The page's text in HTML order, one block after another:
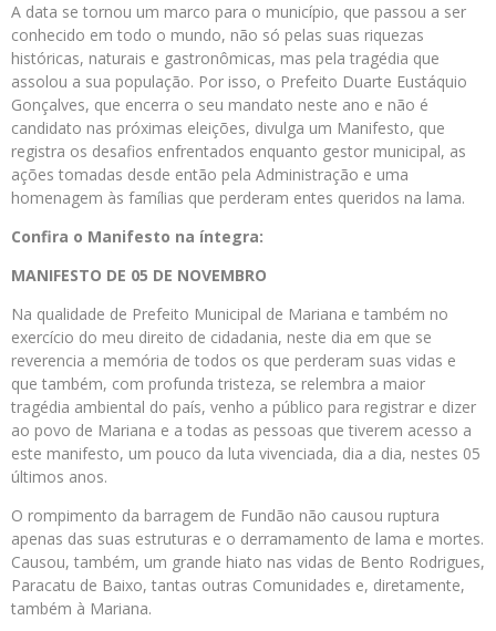
A data se tornou um marco para o município, que passou a ser
conhecido em todo o mundo, não só pelas suas riquezas
históricas, naturais e gastronômicas, mas pela tragédia que
assolou a sua população. Por isso, o Prefeito Duarte Eustáquio
Gonçalves, que encerra o seu mandato neste ano e não é
candidato nas próximas eleições, divulga um Manifesto, que
registra os desafios enfrentados enquanto gestor municipal, as
ações tomadas desde então pela Administração e uma
homenagem às famílias que perderam entes queridos na lama.
Confira o Manifesto na íntegra:
MANIFESTO DE 05 DE NOVEMBRO
Na qualidade de Prefeito Municipal de Mariana e também no
exercício do meu direito de cidadania, neste dia em que se
reverencia a memória de todos os que perderam suas vidas e
que também, com profunda tristeza, se relembra a maior
tragédia ambiental do país, venho a público para registrar e dizer
ao povo de Mariana e a todas as pessoas que tiverem acesso a
este manifesto, um pouco da luta vivenciada, dia a dia, nestes 05
últimos anos.
O rompimento da barragem de Fundão não causou ruptura
apenas das suas estruturas e o derramamento de lama e mortes.
Causou, também, um grande hiato nas vidas de Bento Rodrigues,
Paracatu de Baixo, tantas outras Comunidades e, diretamente,
também à Mariana.